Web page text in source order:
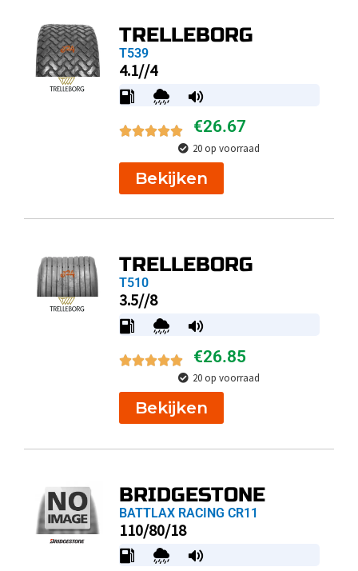
TRELLEBORG
T539
4.1//4
€26.67
20 op voorraad
Bekijken
TRELLEBORG
T510
3.5//8
€26.85
20 op voorraad
Bekijken
BRIDGESTONE
BATTLAX RACING CR11
110/80/18